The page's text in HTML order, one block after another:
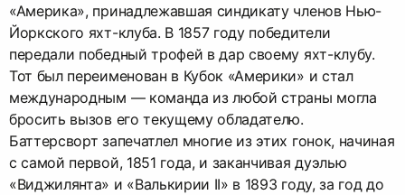
«Америка», принадлежавшая синдикату членов Нью-
Йоркского яхт-клуба. В 1857 году победители
передали победный трофей в дар своему яхт-клубу.
Тот был переименован в Кубок «Америки» и стал
международным — команда из любой страны могла
бросить вызов его текущему обладателю.
Баттерсворт запечатлел многие из этих гонок, начиная
с самой первой, 1851 года, и заканчивая дуэлью
«Виджилянта» и «Валькирии II» в 1893 году, за год до